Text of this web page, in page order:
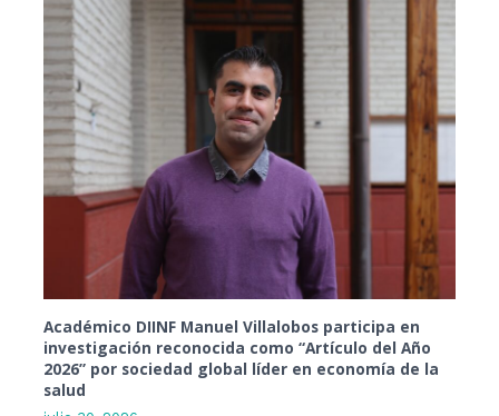
Académico DIINF Manuel Villalobos participa en
investigación reconocida como “Artículo del Año
2026” por sociedad global líder en economía de la
salud